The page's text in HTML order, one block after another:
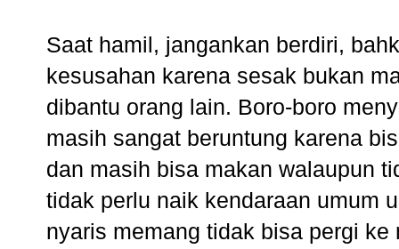
Saat hamil, jangankan berdiri,
kesusahan karena sesak bukan
dibantu orang lain. Boro-boro
masih sangat beruntung karena
dan masih bisa makan walaupun
tidak perlu naik kendaraan umum
nyaris memang tidak bisa pergi